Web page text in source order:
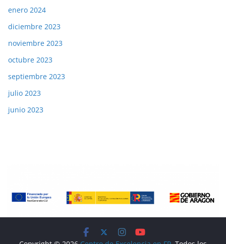
enero 2024
diciembre 2023
noviembre 2023
octubre 2023
septiembre 2023
julio 2023
junio 2023